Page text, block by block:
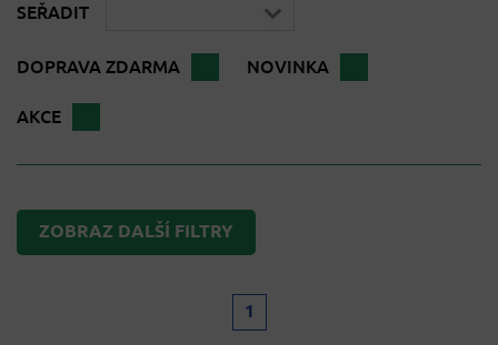
SEŘADIT
DOPRAVA ZDARMA NOVINKA
AKCE
ZOBRAZ DALŠÍ FILTRY
1